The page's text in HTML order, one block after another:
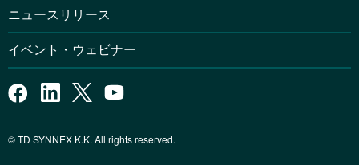
ニュースリリース
イベント・ウェビナー
© TD SYNNEX K.K. All rights reserved.